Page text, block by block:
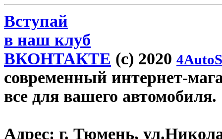
Вступай
в наш клуб
ВКОНТАКТЕ (c) 2020
современный интернет-
все для вашего автомобиля.
Адрес: г. Тюмень,